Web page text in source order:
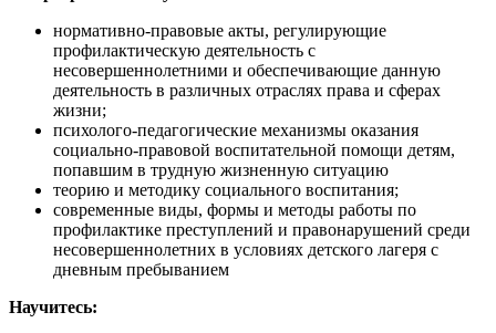
нормативно-правовые акты, регулирующие
профилактическую деятельность с
несовершеннолетними и обеспечивающие данную
деятельность в различных отраслях права и сферах
жизни;
психолого-педагогические механизмы оказания
социально-правовой воспитательной помощи детям,
попавшим в трудную жизненную ситуацию
теорию и методику социального воспитания;
современные виды, формы и методы работы по
профилактике преступлений и правонарушений среди
несовершеннолетних в условиях детского лагеря с
дневным пребыванием
Научитесь: